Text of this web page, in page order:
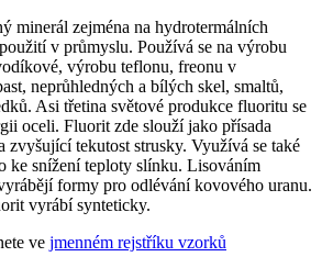
minerál zejména na hydrotermálních
v průmyslu. Používá se na výrobu
výrobu teflonu, freonu v
neprůhledných a bílých skel, smaltů,
Asi třetina světové produkce fluoritu se
oceli. Fluorit zde slouží jako přísada
zvyšující tekutost strusky. Využívá se také
ke snížení teploty slínku. Lisováním
formy pro odlévání kovového uranu.
vyrábí synteticky.
ve jmenném rejstříku vzorků